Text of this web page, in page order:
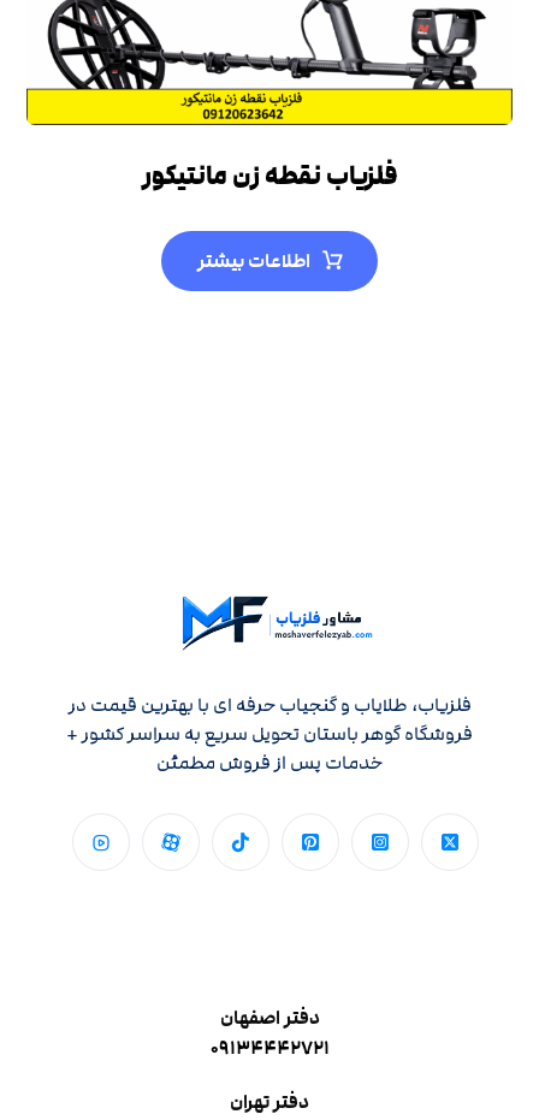
فلزیاب نقطه زن مانتیکور
اطلاعات بیشتر
فلزیاب، طلایاب و گنجیاب حرفه ای با بهترین قیمت در
فروشگاه گوهر باستان تحویل سریع به سراسر کشور +
خدمات پس از فروش مطمئن
دفتر اصفهان
۰۹۱۳۴۴۴۲۷۲۱
دفتر تهران